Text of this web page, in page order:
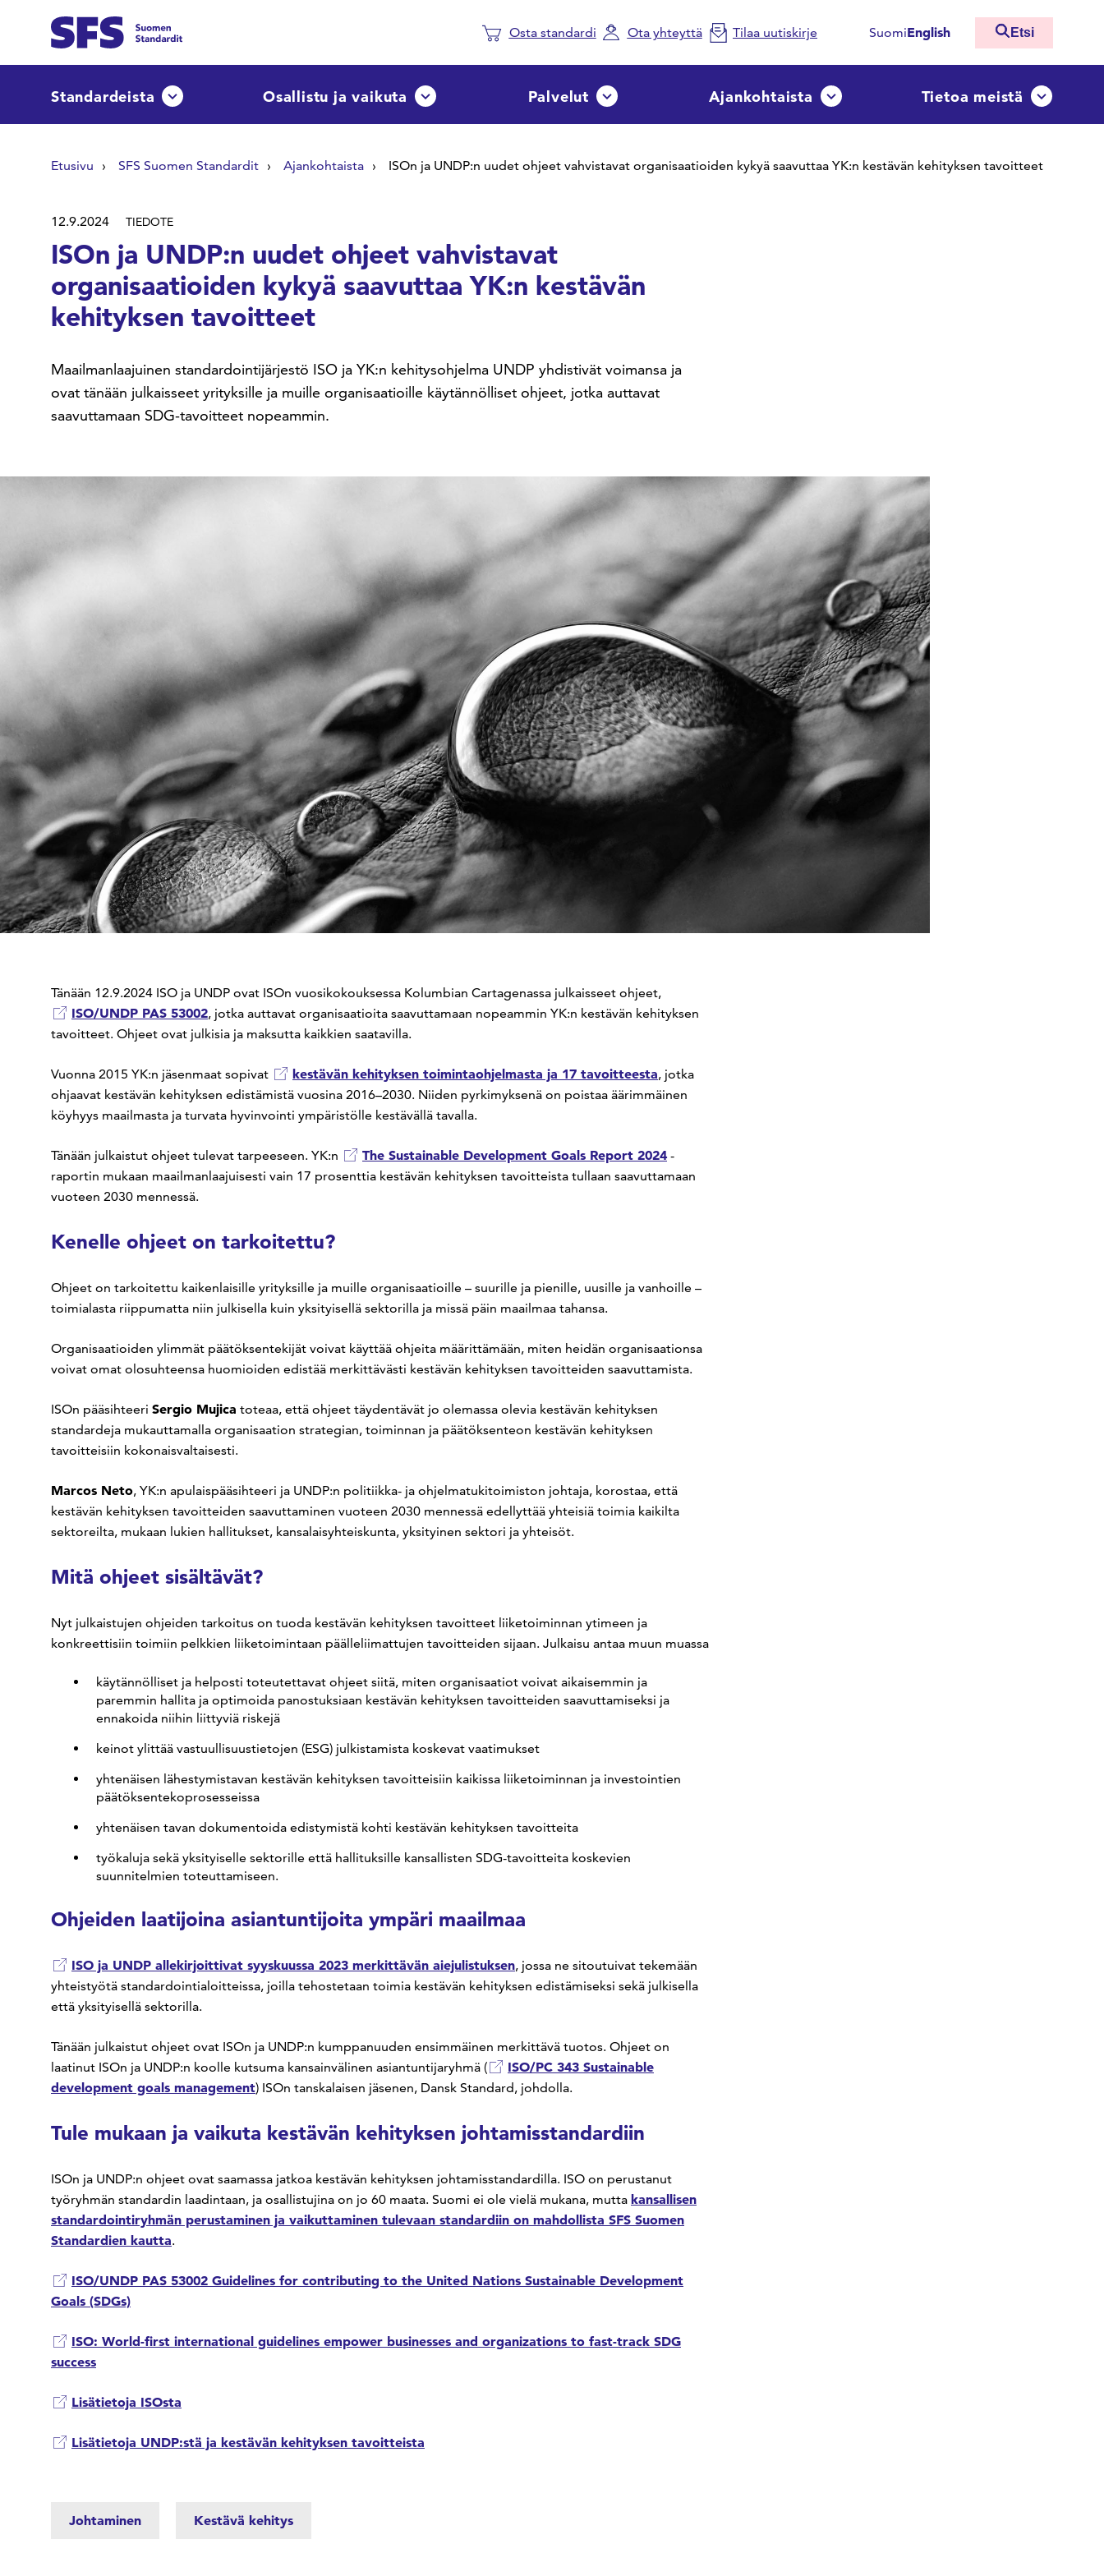
Osta standardi Ota yhteyttä Tilaa uutiskirje SuomiEnglish Etsi
Standardeista Avaa tai sulje pudotusvalikkoOsallistu ja vaikuta Avaa tai sulje pudotusvalikko
Palvelut Avaa tai sulje pudotusvalikkoAjankohtaista Avaa tai sulje pudotusvalikkoTietoa meistä Avaa tai
Etusivu SFS Suomen Standardit Ajankohtaista ISOn ja UNDP:n uudet ohjeet vahvistavat organisaatioiden kykyä saavuttaa YK:n kestävän kehityksen tavoitteet
12.9.2024 TIEDOTE
ISOn ja UNDP:n uudet ohjeet vahvistavat
organisaatioiden kykyä saavuttaa YK:n kestävän
kehityksen tavoitteet
Maailmanlaajuinen standardointijärjestö ISO ja YK:n kehitysohjelma UNDP yhdistivät voimansa ja
ovat tänään julkaisseet yrityksille ja muille organisaatioille käytännölliset ohjeet, jotka auttavat
saavuttamaan SDG-tavoitteet nopeammin.
Tänään 12.9.2024 ISO ja UNDP ovat ISOn vuosikokouksessa Kolumbian Cartagenassa julkaisseet ohjeet,
ISO/UNDP PAS 53002, jotka auttavat organisaatioita saavuttamaan nopeammin YK:n kestävän kehityksen
tavoitteet. Ohjeet ovat julkisia ja maksutta kaikkien saatavilla.
Vuonna 2015 YK:n jäsenmaat sopivat kestävän kehityksen toimintaohjelmasta ja 17 tavoitteesta, jotka
ohjaavat kestävän kehityksen edistämistä vuosina 2016–2030. Niiden pyrkimyksenä on poistaa äärimmäinen
köyhyys maailmasta ja turvata hyvinvointi ympäristölle kestävällä tavalla.
Tänään julkaistut ohjeet tulevat tarpeeseen. YK:n The Sustainable Development Goals Report 2024 -
raportin mukaan maailmanlaajuisesti vain 17 prosenttia kestävän kehityksen tavoitteista tullaan saavuttamaan
vuoteen 2030 mennessä.
Kenelle ohjeet on tarkoitettu?
Ohjeet on tarkoitettu kaikenlaisille yrityksille ja muille organisaatioille – suurille ja pienille, uusille ja vanhoille –
toimialasta riippumatta niin julkisella kuin yksityisellä sektorilla ja missä päin maailmaa tahansa.
Organisaatioiden ylimmät päätöksentekijät voivat käyttää ohjeita määrittämään, miten heidän organisaationsa
voivat omat olosuhteensa huomioiden edistää merkittävästi kestävän kehityksen tavoitteiden saavuttamista.
ISOn pääsihteeri Sergio Mujica toteaa, että ohjeet täydentävät jo olemassa olevia kestävän kehityksen
standardeja mukauttamalla organisaation strategian, toiminnan ja päätöksenteon kestävän kehityksen
tavoitteisiin kokonaisvaltaisesti.
Marcos Neto, YK:n apulaispääsihteeri ja UNDP:n politiikka- ja ohjelmatukitoimiston johtaja, korostaa, että
kestävän kehityksen tavoitteiden saavuttaminen vuoteen 2030 mennessä edellyttää yhteisiä toimia kaikilta
sektoreilta, mukaan lukien hallitukset, kansalaisyhteiskunta, yksityinen sektori ja yhteisöt.
Mitä ohjeet sisältävät?
Nyt julkaistujen ohjeiden tarkoitus on tuoda kestävän kehityksen tavoitteet liiketoiminnan ytimeen ja
konkreettisiin toimiin pelkkien liiketoimintaan päälleliimattujen tavoitteiden sijaan. Julkaisu antaa muun muassa
käytännölliset ja helposti toteutettavat ohjeet siitä, miten organisaatiot voivat aikaisemmin ja
paremmin hallita ja optimoida panostuksiaan kestävän kehityksen tavoitteiden saavuttamiseksi ja
ennakoida niihin liittyviä riskejä
keinot ylittää vastuullisuustietojen (ESG) julkistamista koskevat vaatimukset
yhtenäisen lähestymistavan kestävän kehityksen tavoitteisiin kaikissa liiketoiminnan ja investointien
päätöksentekoprosesseissa
yhtenäisen tavan dokumentoida edistymistä kohti kestävän kehityksen tavoitteita
työkaluja sekä yksityiselle sektorille että hallituksille kansallisten SDG-tavoitteita koskevien
suunnitelmien toteuttamiseen.
Ohjeiden laatijoina asiantuntijoita ympäri maailmaa
ISO ja UNDP allekirjoittivat syyskuussa 2023 merkittävän aiejulistuksen, jossa ne sitoutuivat tekemään
yhteistyötä standardointialoitteissa, joilla tehostetaan toimia kestävän kehityksen edistämiseksi sekä julkisella
että yksityisellä sektorilla.
Tänään julkaistut ohjeet ovat ISOn ja UNDP:n kumppanuuden ensimmäinen merkittävä tuotos. Ohjeet on
laatinut ISOn ja UNDP:n koolle kutsuma kansainvälinen asiantuntijaryhmä (
ISO/PC 343 Sustainable
development goals management) ISOn tanskalaisen jäsenen, Dansk Standard, johdolla.
Tule mukaan ja vaikuta kestävän kehityksen johtamisstandardiin
ISOn ja UNDP:n ohjeet ovat saamassa jatkoa kestävän kehityksen johtamisstandardilla. ISO on perustanut
työryhmän standardin laadintaan, ja osallistujina on jo 60 maata. Suomi ei ole vielä mukana, mutta kansallisen
standardointiryhmän perustaminen ja vaikuttaminen tulevaan standardiin on mahdollista SFS Suomen
Standardien kautta.
ISO/UNDP PAS 53002 Guidelines for contributing to the United Nations Sustainable Development
Goals (SDGs)
ISO: World-first international guidelines empower businesses and organizations to fast-track SDG
success
Lisätietoja ISOsta
Lisätietoja UNDP:stä ja kestävän kehityksen tavoitteista
Johtaminen Kestävä kehitys